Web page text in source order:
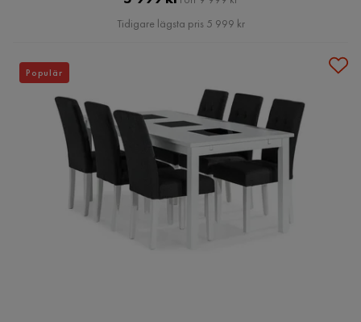
Pris
Tidigare lägsta pris 5 999 kr
Populär